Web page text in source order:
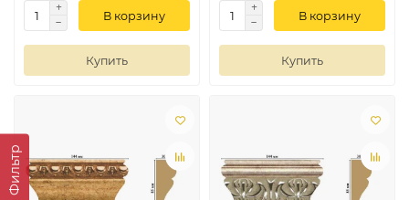
Фильтр
В корзину
Купить
В корзину
Купить